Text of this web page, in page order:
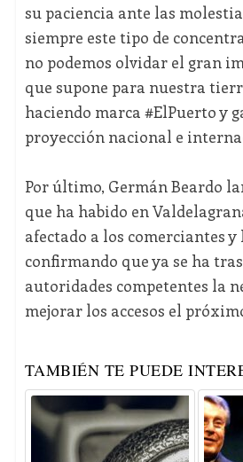
su paciencia ante las
siempre este tipo de
no podemos olvidar el gran
que supone para nuestra
haciendo marca #ElPuerto y
proyección nacional e
Por último, Germán Beardo
que ha habido en
afectado a los comerciantes y
confirmando que ya se ha
autoridades competentes la
mejorar los accesos el
TAMBIÉN TE PUEDE